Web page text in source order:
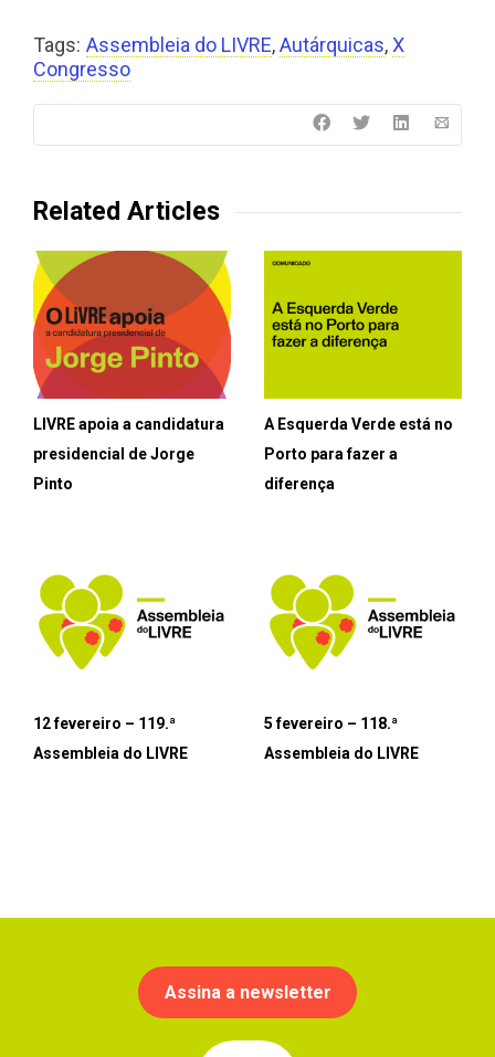
Tags: Assembleia do LIVRE,Autárquicas,X
Congresso
Related Articles
LIVRE apoia a candidatura
presidencial de Jorge
Pinto
A Esquerda Verde está no
Porto para fazer a
diferença
12 fevereiro – 119.ª
Assembleia do LIVRE
5 fevereiro – 118.ª
Assembleia do LIVRE
Assina a newsletter